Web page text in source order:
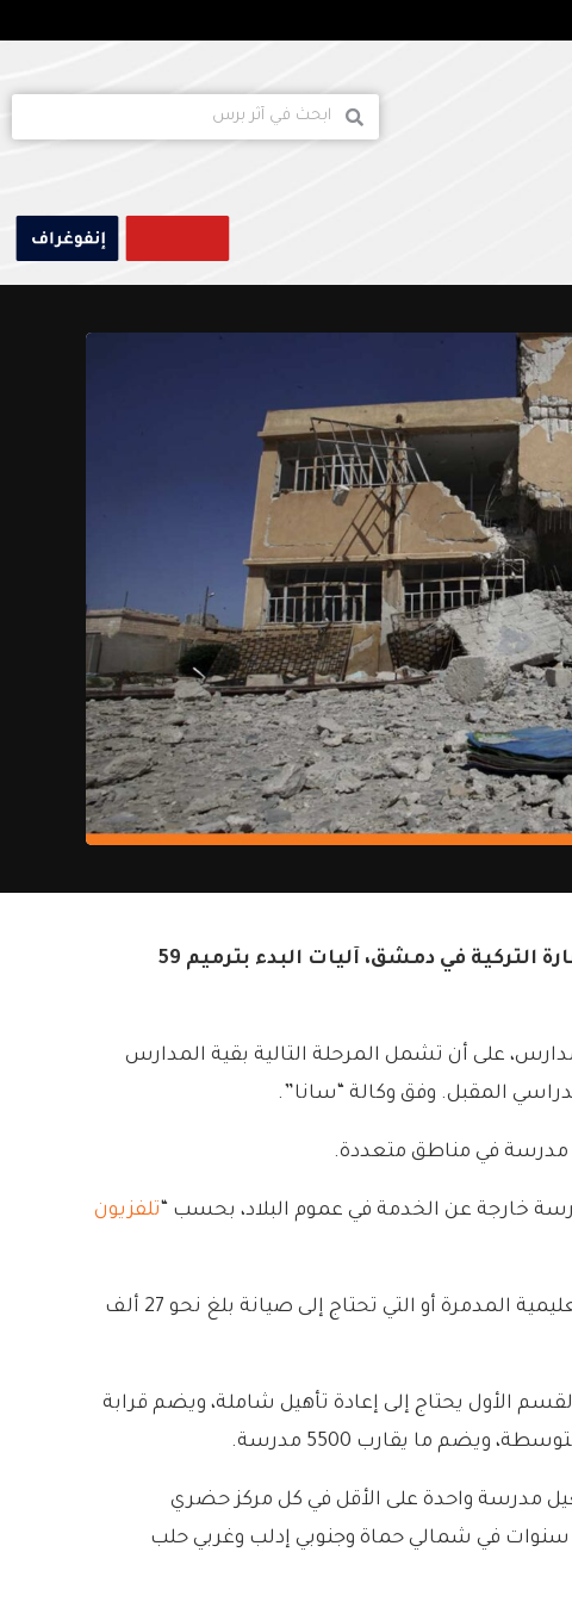
بحث مدير الأبنية المدرسية في وزارة التربية والتعليم، المهندس محمد الحنون، مع ممثلين عن السفارة التركية في دمشق، آليات البدء بترميم 59
على أن تشمل المرحلة التالية بقية المدارس
تلفزيون
، كشف مدير التخطيط والتعاون الدولي في وزارة التربية والتعليم السورية أن عدد المنشآت التعليمية المدمرة أو التي تحتاج إلى صيانة بلغ نحو 27 ألف
جرى تصنيفها إلى ثلاثة أقسام: القسم الأول يحتاج إلى إعادة تأهيل شاملة، ويضم قرابة
مدرسة واحدة على الأقل في كل مركز حضري
سنوات في شمالي حماة وجنوبي إدلب وغربي حلب